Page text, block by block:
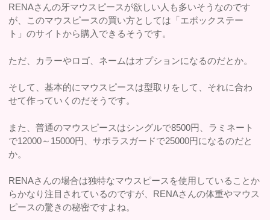
RENAさんの牙マウスピースが欲しい人も多いそうなのです
が、このマウスピースの買い方としては「エポックステー
ト」のサイトから購入できるそうです。
ただ、カラーやロゴ、ネームはオプションになるのだとか。
そして、基本的にマウスピースは型取りをして、それに合わ
せて作っていくのだそうです。
また、普通のマウスピースはシングルで8500円、ラミネート
で12000～15000円、サポラスガードで25000円になるのだと
か。
RENAさんの場合は独特なマウスピースを使用していることか
らかなり注目されているのですが、RENAさんの体重やマウス
ピースの驚きの秘密ですよね。